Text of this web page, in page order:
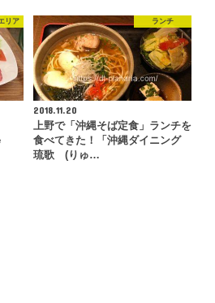
リア ランチ
2018.11.20
上野で「沖縄そば定食」ランチを
食べてきた！「沖縄ダイニング
琉歌 (りゅ…